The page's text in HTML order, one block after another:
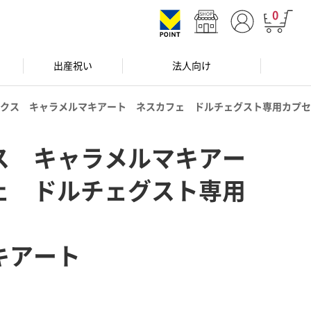
0
出産祝い 法人向け
ス キャラメルマキアート ネスカフェ ドルチェグスト専用カプセ
キャラメルマキアー
ドルチェグスト専用
アート